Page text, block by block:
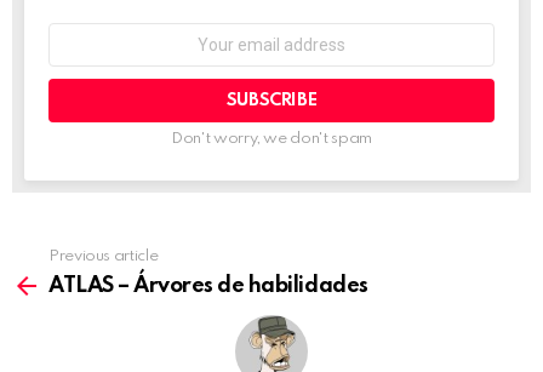
Don't worry, we don't spam
more
Previous article
ATLAS – Árvores de habilidades